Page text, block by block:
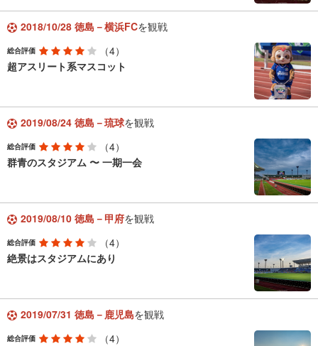
2018/10/28 徳島－横浜FCを観戦
総合評価
（4）
超アスリート系マスコット
2019/08/24 徳島－琉球を観戦
総合評価
（4）
群青のスタジアム 〜 一期一会
2019/08/10 徳島－甲府を観戦
総合評価
（4）
絶景はスタジアムにあり
2019/07/31 徳島－鹿児島を観戦
総合評価
（4）